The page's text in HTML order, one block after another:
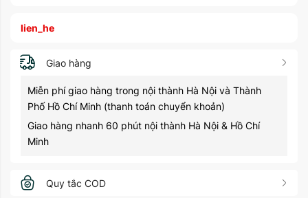
lien_he
Giao hàng
Miễn phí giao hàng trong nội thành Hà Nội và Thành
Phố Hồ Chí Minh (thanh toán chuyển khoản)
Giao hàng nhanh 60 phút nội thành Hà Nội & Hồ Chí
Minh
Quy tắc COD